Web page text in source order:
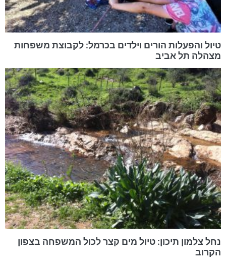
טיול והפעלות הורים וילדים בכרמל: לקבוצת משפחות
מצהלה תל אביב
נחל צלמון תיכון: טיול מים קצר לכול המשפחה בצפון
הקרוב